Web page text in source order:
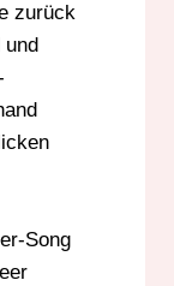
zurück
Song